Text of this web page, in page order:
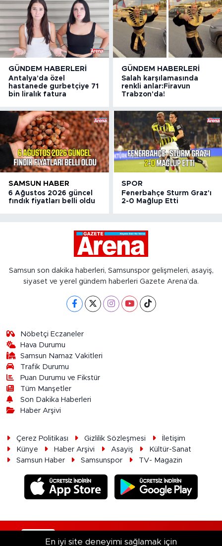
GÜNDEM HABERLERI
Antalya'da özel
hastanede gurbetçiye 71
bin liralık fatura
GÜNDEM HABERLERI
Salah karşılamasında
renkli anlar:Firavun
Trabzon'da!
SAMSUN HABER
6 Ağustos 2026 güncel
fındık fiyatları belli oldu
SPOR
Fenerbahçe Sturm Graz'ı
2-0 Mağlup Etti
Samsun son dakika haberleri, Samsunspor gelişmeleri, asayiş,
siyaset ve yerel gündem haberleri Gazete Arena’da.
Nöbetçi Eczaneler
Hava Durumu
Samsun Namaz Vakitleri
Trafik Durumu
Puan Durumu ve Fikstür
Tüm Manşetler
Son Dakika Haberleri
Haber Arşivi
Çerez Politikası Gizlilik Sözleşmesi
İletişim
Künye
Haber Arşivi Asayiş
Kültür-Sanat
Samsun Haber
Samsunspor TV- Magazin
En iyi site deneyimi sağlamak için